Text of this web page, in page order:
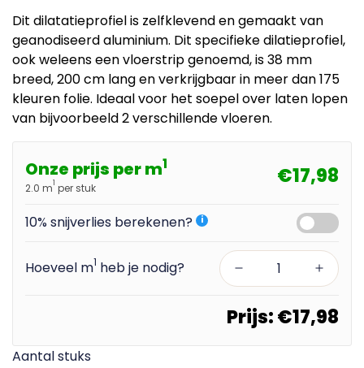
Dit dilatatieprofiel is zelfklevend en gemaakt van
geanodiseerd aluminium. Dit specifieke dilatieprofiel,
ook weleens een vloerstrip genoemd, is 38 mm
breed, 200 cm lang en verkrijgbaar in meer dan 175
kleuren folie. Ideaal voor het soepel over laten lopen
van bijvoorbeeld 2 verschillende vloeren.
Onze prijs per m1
2.0 m1 per stuk €17,98
10% snijverlies berekenen? i
Hoeveel m1 heb je nodig?
Prijs:€17,98